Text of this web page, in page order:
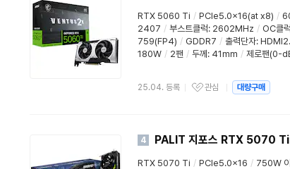
RTX 5060 Ti / PCIe5.0x16(at x8) /
2407 / 부스트클럭: 2602MHz / OC클럭
759(FP4) / GDDR7 / 출력단자:
180W / 2팬 / 두께 : 41mm / 제로팬(0-
25.04. 등록 관심 대량구매
4 PALIT 지포스 RTX 5070
RTX 5070 Ti / PCIe5.0x16 / 750W